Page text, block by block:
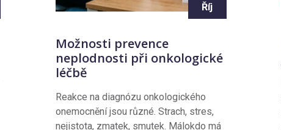
Říj
Možnosti prevence
neplodnosti při onkologické
léčbě
Reakce na diagnózu onkologického
onemocnění jsou různé. Strach, stres,
nejistota, zmatek, smutek. Málokdo má